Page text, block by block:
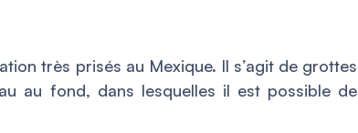
très prisés au Mexique. Il s’agit de grottes
au fond, dans lesquelles il est possible de